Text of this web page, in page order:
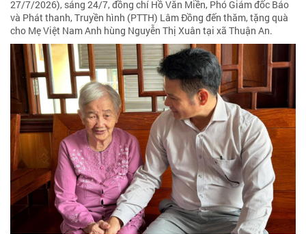
27/7/2026), sáng 24/7, đồng chí Hồ Văn Miền, Phó Giám đốc Báo
và Phát thanh, Truyền hình (PTTH) Lâm Đồng đến thăm, tặng quà
cho Mẹ Việt Nam Anh hùng Nguyễn Thị Xuân tại xã Thuận An.